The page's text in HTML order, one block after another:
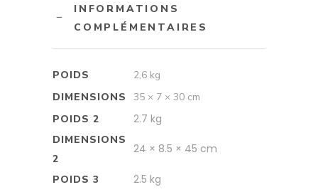
INFORMATIONS
COMPLÉMENTAIRES
POIDS
2,6 kg
DIMENSIONS
35 × 7 × 30 cm
POIDS 2
2.7 kg
DIMENSIONS
2
24 × 8.5 × 45 cm
POIDS 3 2.5 kg